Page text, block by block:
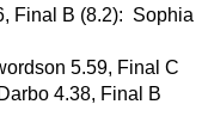
Final B (8.2):  Sophia
5.59, Final C
4.38, Final B